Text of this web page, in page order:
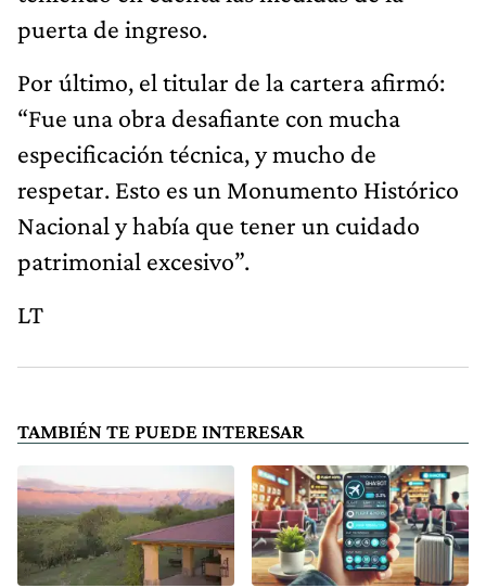
puerta de ingreso.
Por último, el titular de la cartera afirmó:
“Fue una obra desafiante con mucha
especificación técnica, y mucho de
respetar. Esto es un Monumento Histórico
Nacional y había que tener un cuidado
patrimonial excesivo”.
LT
TAMBIÉN TE PUEDE INTERESAR